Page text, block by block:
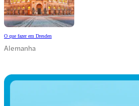
O que fazer em Dresden
Alemanha